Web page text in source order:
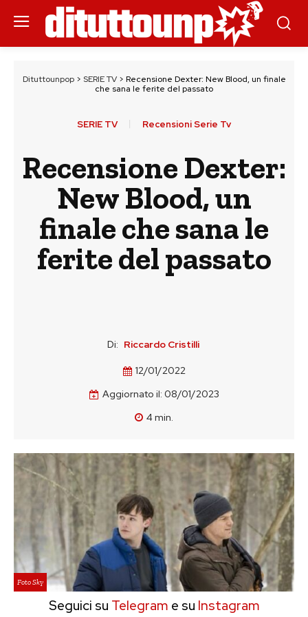
Dituttounpop> SERIE TV> Recensione Dexter: New Blood, un finale
che sana le ferite del passato
SERIE TV Recensioni Serie Tv
Recensione Dexter:
New Blood, un
finale che sana le
ferite del passato
Di: Riccardo Cristilli
12/01/2022
Aggiornato il: 08/01/2023
4min.
Foto Sky
Seguici su Telegram e su Instagram